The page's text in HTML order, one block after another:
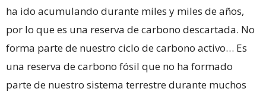
ha ido acumulando durante miles y miles de años,
por lo que es una reserva de carbono descartada. No
forma parte de nuestro ciclo de carbono activo… Es
una reserva de carbono fósil que no ha formado
parte de nuestro sistema terrestre durante muchos